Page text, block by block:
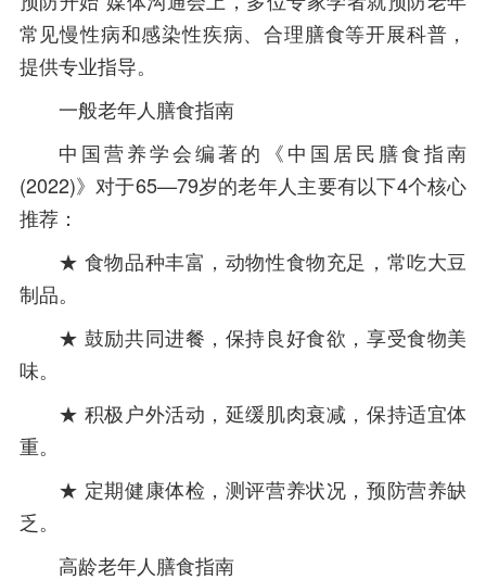
常见慢性病和感染性疾病、合理膳食等开展科普，
提供专业指导。
一般老年人膳食指南
中国营养学会编著的《中国居民膳食指南
(2022)》对于65—79岁的老年人主要有以下4个核心
推荐：
★ 食物品种丰富，动物性食物充足，常吃大豆
制品。
★ 鼓励共同进餐，保持良好食欲，享受食物美
味。
★ 积极户外活动，延缓肌肉衰减，保持适宜体
重。
★ 定期健康体检，测评营养状况，预防营养缺
乏。
高龄老年人膳食指南